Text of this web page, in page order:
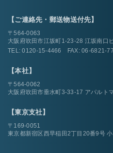
【ご連絡先・郵送物送付先】
〒564-0063
大阪府吹田市江坂町1-23-28 江坂南口
TEL:0120-15-4466 FAX: 06-6821-
【本社】
〒564-0062
大阪府吹田市垂水町3-33-17 アパルト
【東京支社】
〒169-0051
東京都新宿区西早稲田2丁目20番9号